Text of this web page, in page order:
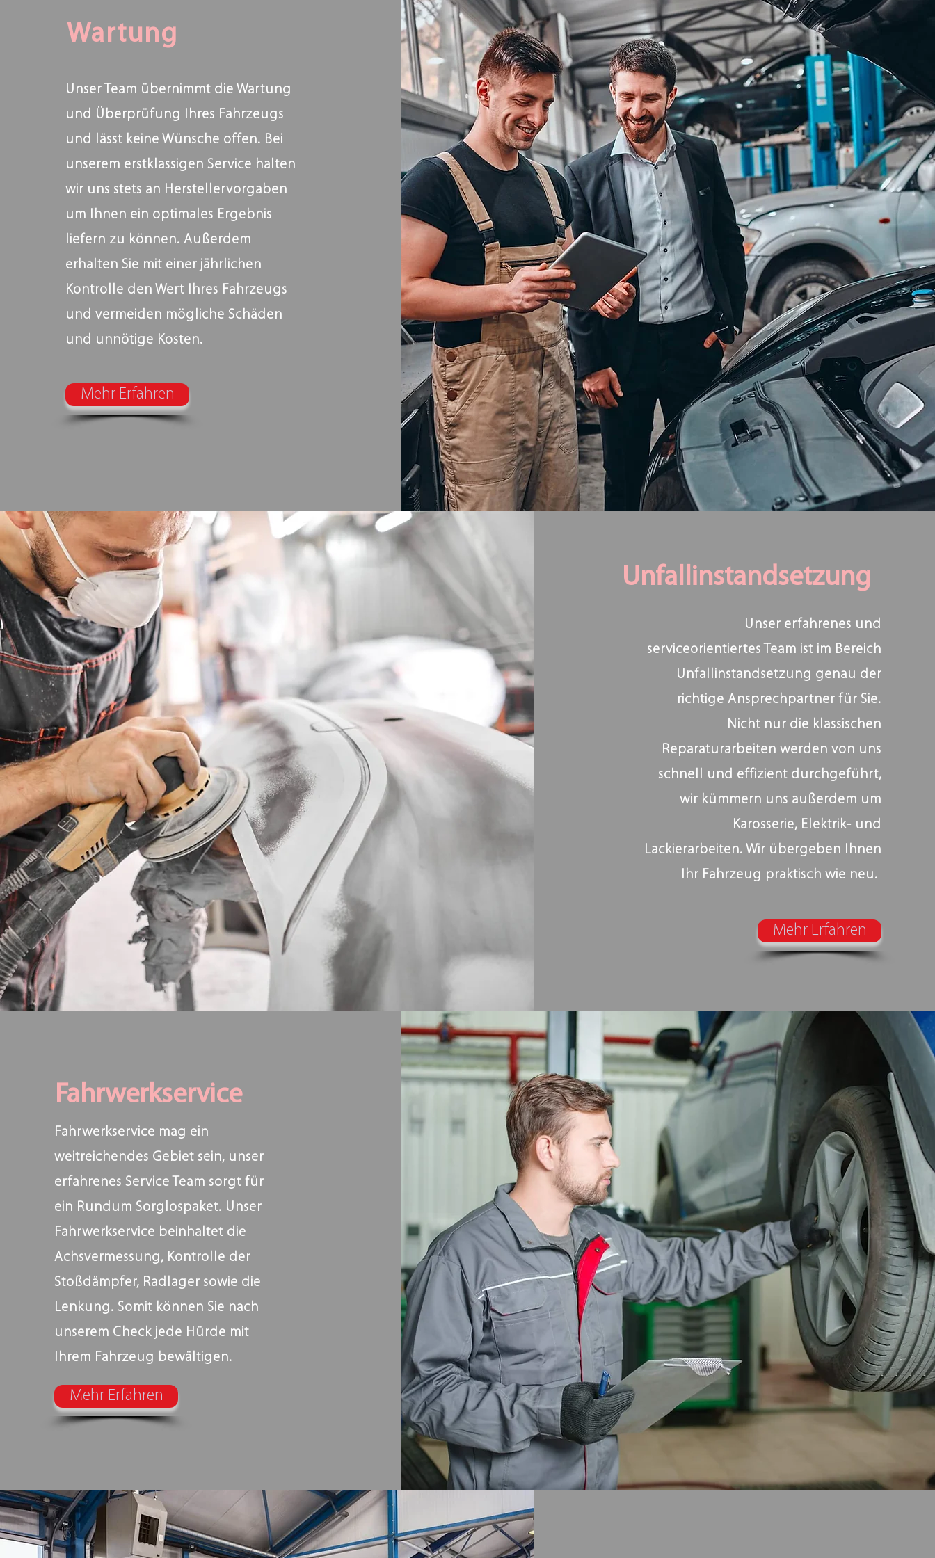
Wartung
Unser Team übernimmt die Wartung
und Überprüfung Ihres Fahrzeugs
und lässt keine Wünsche offen. Bei
unserem erstklassigen Service halten
wir uns stets an Herstellervorgaben
um Ihnen ein optimales Ergebnis
liefern zu können. Außerdem
erhalten Sie mit einer jährlichen
Kontrolle den Wert Ihres Fahrzeugs
und vermeiden mögliche Schäden
und unnötige Kosten.
Mehr Erfahren
Unfallinstandsetzung
Unser erfahrenes und
serviceorientiertes Team ist im Bereich
Unfallinstandsetzung genau der
richtige Ansprechpartner für Sie.
Nicht nur die klassischen
Reparaturarbeiten werden von uns
schnell und effizient durchgeführt,
wir kümmern uns außerdem um
Karosserie, Elektrik- und
Lackierarbeiten. Wir übergeben Ihnen
Ihr Fahrzeug praktisch wie neu.
Mehr Erfahren
Fahrwerkservice
Fahrwerkservice mag ein
weitreichendes Gebiet sein, unser
erfahrenes Service Team sorgt für
ein Rundum Sorglospaket. Unser
Fahrwerkservice beinhaltet die
Achsvermessung, Kontrolle der
Stoßdämpfer, Radlager sowie die
Lenkung. Somit können Sie nach
unserem Check jede Hürde mit
Ihrem Fahrzeug bewältigen.
Mehr Erfahren